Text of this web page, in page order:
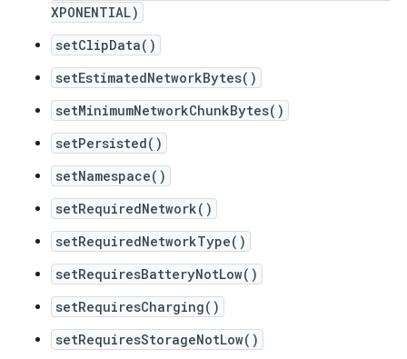
XPONENTIAL)
setClipData()
setEstimatedNetworkBytes()
setMinimumNetworkChunkBytes()
setPersisted()
setNamespace()
setRequiredNetwork()
setRequiredNetworkType()
setRequiresBatteryNotLow()
setRequiresCharging()
setRequiresStorageNotLow()